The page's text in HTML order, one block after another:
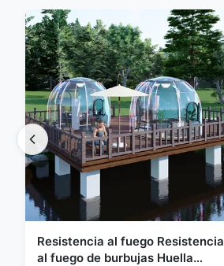
Resistencia al fuego Resistencia
al fuego de burbujas Huella